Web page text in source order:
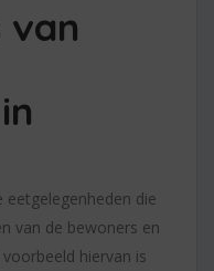
van
eetgelegenheden die
van de bewoners en
hiervan is